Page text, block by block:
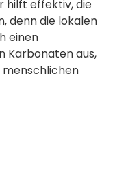
hilft effektiv, die
denn die lokalen
einen
Karbonaten aus,
menschlichen